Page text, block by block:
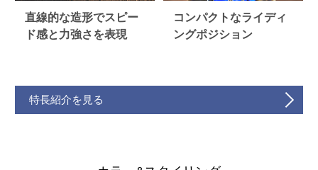
直線的な造形でスピー
ド感と力強さを表現
コンパクトなライディ
ングポジション
特長紹介を見る